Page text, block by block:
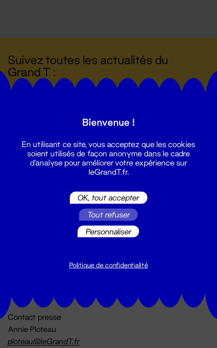
Suivez toutes les actualités du
Grand T :
billetterie@leGrandT.fr
Du lundi au vendredi 14h → 18h
Contact presse
Annie Ploteau
ploteau@leGrandT.fr
Bienvenue !
En utilisant ce site, vous acceptez que les cookies
soient utilisés de façon anonyme dans le cadre
d'analyse pour améliorer votre expérience sur
leGrandT.fr.
OK, tout accepter
Tout refuser
Personnaliser
Politique de confidentialité